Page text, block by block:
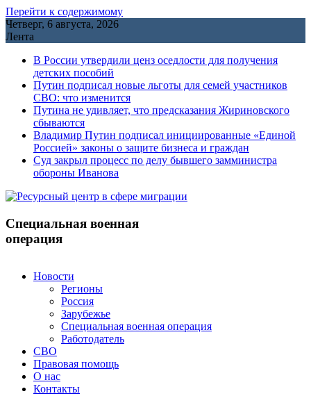
Перейти к содержимому
Четверг, 6 августа, 2026
Лента
В России утвердили ценз оседлости для получения
детских пособий
Путин подписал новые льготы для семей участников
СВО: что изменится
Путина не удивляет, что предсказания Жириновского
сбываются
Владимир Путин подписал инициированные «Единой
Россией» законы о защите бизнеса и граждан
Cуд закрыл процесс по делу бывшего замминистра
обороны Иванова
Специальная военная
операция
Новости
Регионы
Россия
Зарубежье
Специальная военная операция
Работодатель
СВО
Правовая помощь
О нас
Контакты